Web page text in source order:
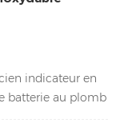
indicateur en
batterie au plomb